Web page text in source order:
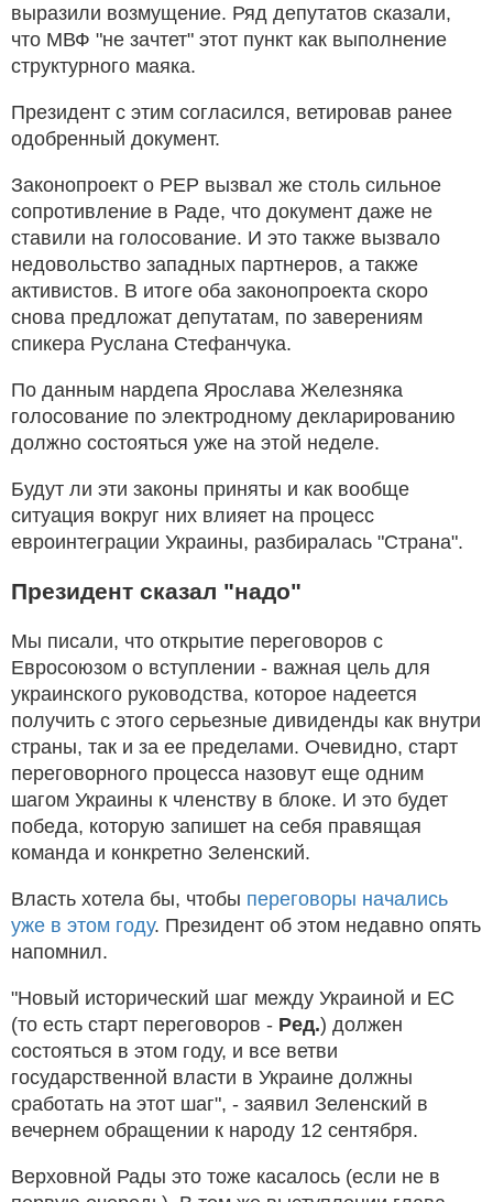
выразили возмущение. Ряд депутатов сказали,
что МВФ "не зачтет" этот пункт как выполнение
структурного маяка.
Президент с этим согласился, ветировав ранее
одобренный документ.
Законопроект о PEP вызвал же столь сильное
сопротивление в Раде, что документ даже не
ставили на голосование. И это также вызвало
недовольство западных партнеров, а также
активистов. В итоге оба законопроекта скоро
снова предложат депутатам, по заверениям
спикера Руслана Стефанчука.
По данным нардепа Ярослава Железняка
голосование по электродному декларированию
должно состояться уже на этой неделе.
Будут ли эти законы приняты и как вообще
ситуация вокруг них влияет на процесс
евроинтеграции Украины, разбиралась "Страна".
Президент сказал "надо"
Мы писали, что открытие переговоров с
Евросоюзом о вступлении - важная цель для
украинского руководства, которое надеется
получить с этого серьезные дивиденды как внутри
страны, так и за ее пределами. Очевидно, старт
переговорного процесса назовут еще одним
шагом Украины к членству в блоке. И это будет
победа, которую запишет на себя правящая
команда и конкретно Зеленский.
Власть хотела бы, чтобы переговоры начались
уже в этом году. Президент об этом недавно опять
напомнил.
"Новый исторический шаг между Украиной и ЕС
(то есть старт переговоров - Ред.) должен
состояться в этом году, и все ветви
государственной власти в Украине должны
сработать на этот шаг", - заявил Зеленский в
вечернем обращении к народу 12 сентября.
Верховной Рады это тоже касалось (если не в